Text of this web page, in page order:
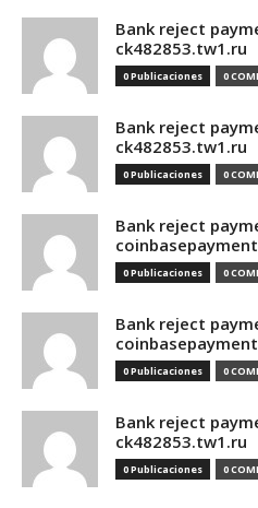
Bank reject
ck482853.tw1.ru
0 Publicaciones 0
Bank reject
ck482853.tw1.ru
0 Publicaciones 0
Bank reject
0 Publicaciones 0
Bank reject
0 Publicaciones 0
Bank reject
ck482853.tw1.ru
0 Publicaciones 0